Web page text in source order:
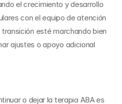
el crecimiento y desarrollo
con el equipo de atención
esté marchando bien
ajustes o apoyo adicional
o dejar la terapia ABA es